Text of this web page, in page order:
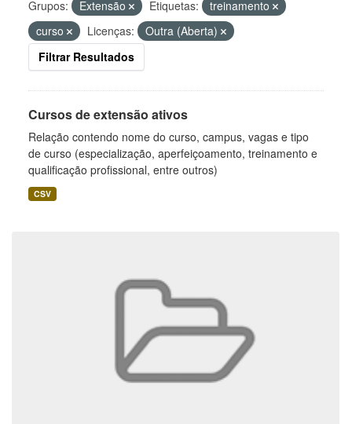
Grupos: Extensão Etiquetas:
treinamento
curso
Licenças:
Outra (Aberta)
Filtrar Resultados
Cursos de extensão ativos
Relação contendo nome do curso, campus, vagas e tipo
de curso (especialização, aperfeiçoamento, treinamento e
qualificação profissional, entre outros)
CSV